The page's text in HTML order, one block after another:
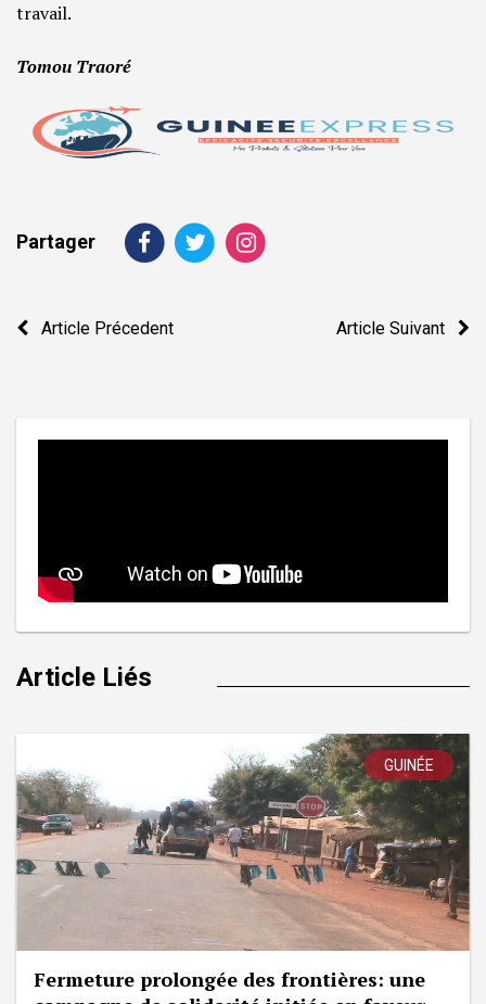
travail.
Tomou Traoré
Partager
Navigation
Article Précedent Article Suivant
Article Liés
GUINÉE
Fermeture prolongée des frontières: une